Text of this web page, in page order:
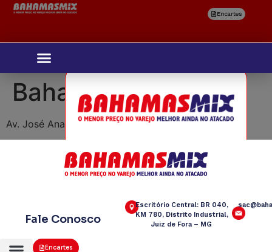
Selecione
sua região
Encartes
Bahamas Mix Araxá
Av. José Ananias de Águiar, 4400 – Boa Vista
Encartes
Fale Conosco
Escritório Central: BR 040,
KM 780, Distrito Industrial,
Juiz de Fora – MG